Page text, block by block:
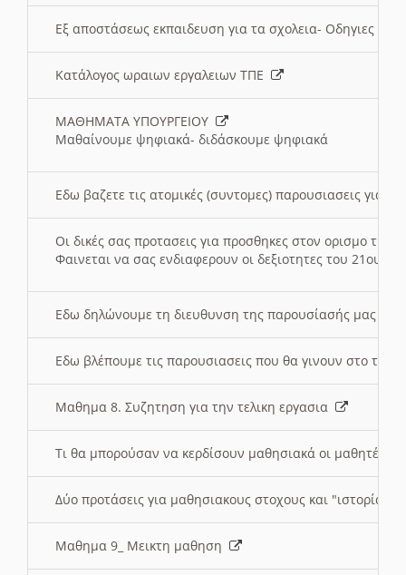
Εξ αποστάσεως εκπαιδευση για τα σχολεια- Οδηγιες
Κατάλογος ωραιων εργαλειων ΤΠΕ
ΜΑΘΗΜΑΤΑ ΥΠΟΥΡΓΕΙΟΥ
Μαθαίνουμε ψηφιακά- διδάσκουμε ψηφιακά
Εδω βαζετε τις ατομικές (συντομες) παρουσιασεις για
Οι δικές σας προτασεις για προσθηκες στον ορισμο
Φαινεται να σας ενδιαφερουν οι δεξιοτητες του 21ου
Εδω δηλώνουμε τη διευθυνση της παρουσίασής μας
Εδω βλέπουμε τις παρουσιασεις που θα γινουν στο
Μαθημα 8. Συζητηση για την τελικη εργασια
Τι θα μπορούσαν να κερδίσουν μαθησιακά οι μαθητές/
Δύο προτάσεις για μαθησιακους στοχους και "ιστορία"
Μαθημα 9_ Μεικτη μαθηση